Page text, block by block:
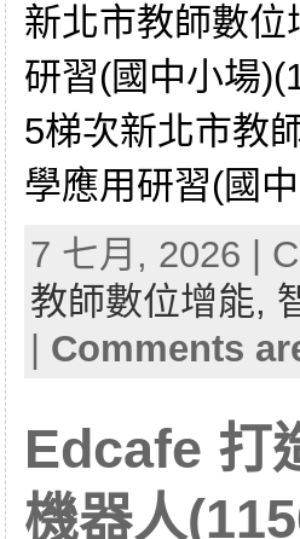
新北市教師數
研習(國中小場
5梯次新北市教
學應用研習(國
7 七月, 2026 |
教師數位增能,
Comments
Edcafe 打
機器人